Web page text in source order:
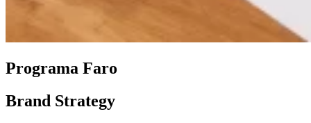
Programa Faro
Brand Strategy